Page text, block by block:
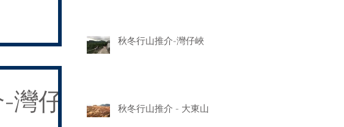
灣仔
秋冬行山推介-灣仔峽
秋冬行山推介 - 大東山